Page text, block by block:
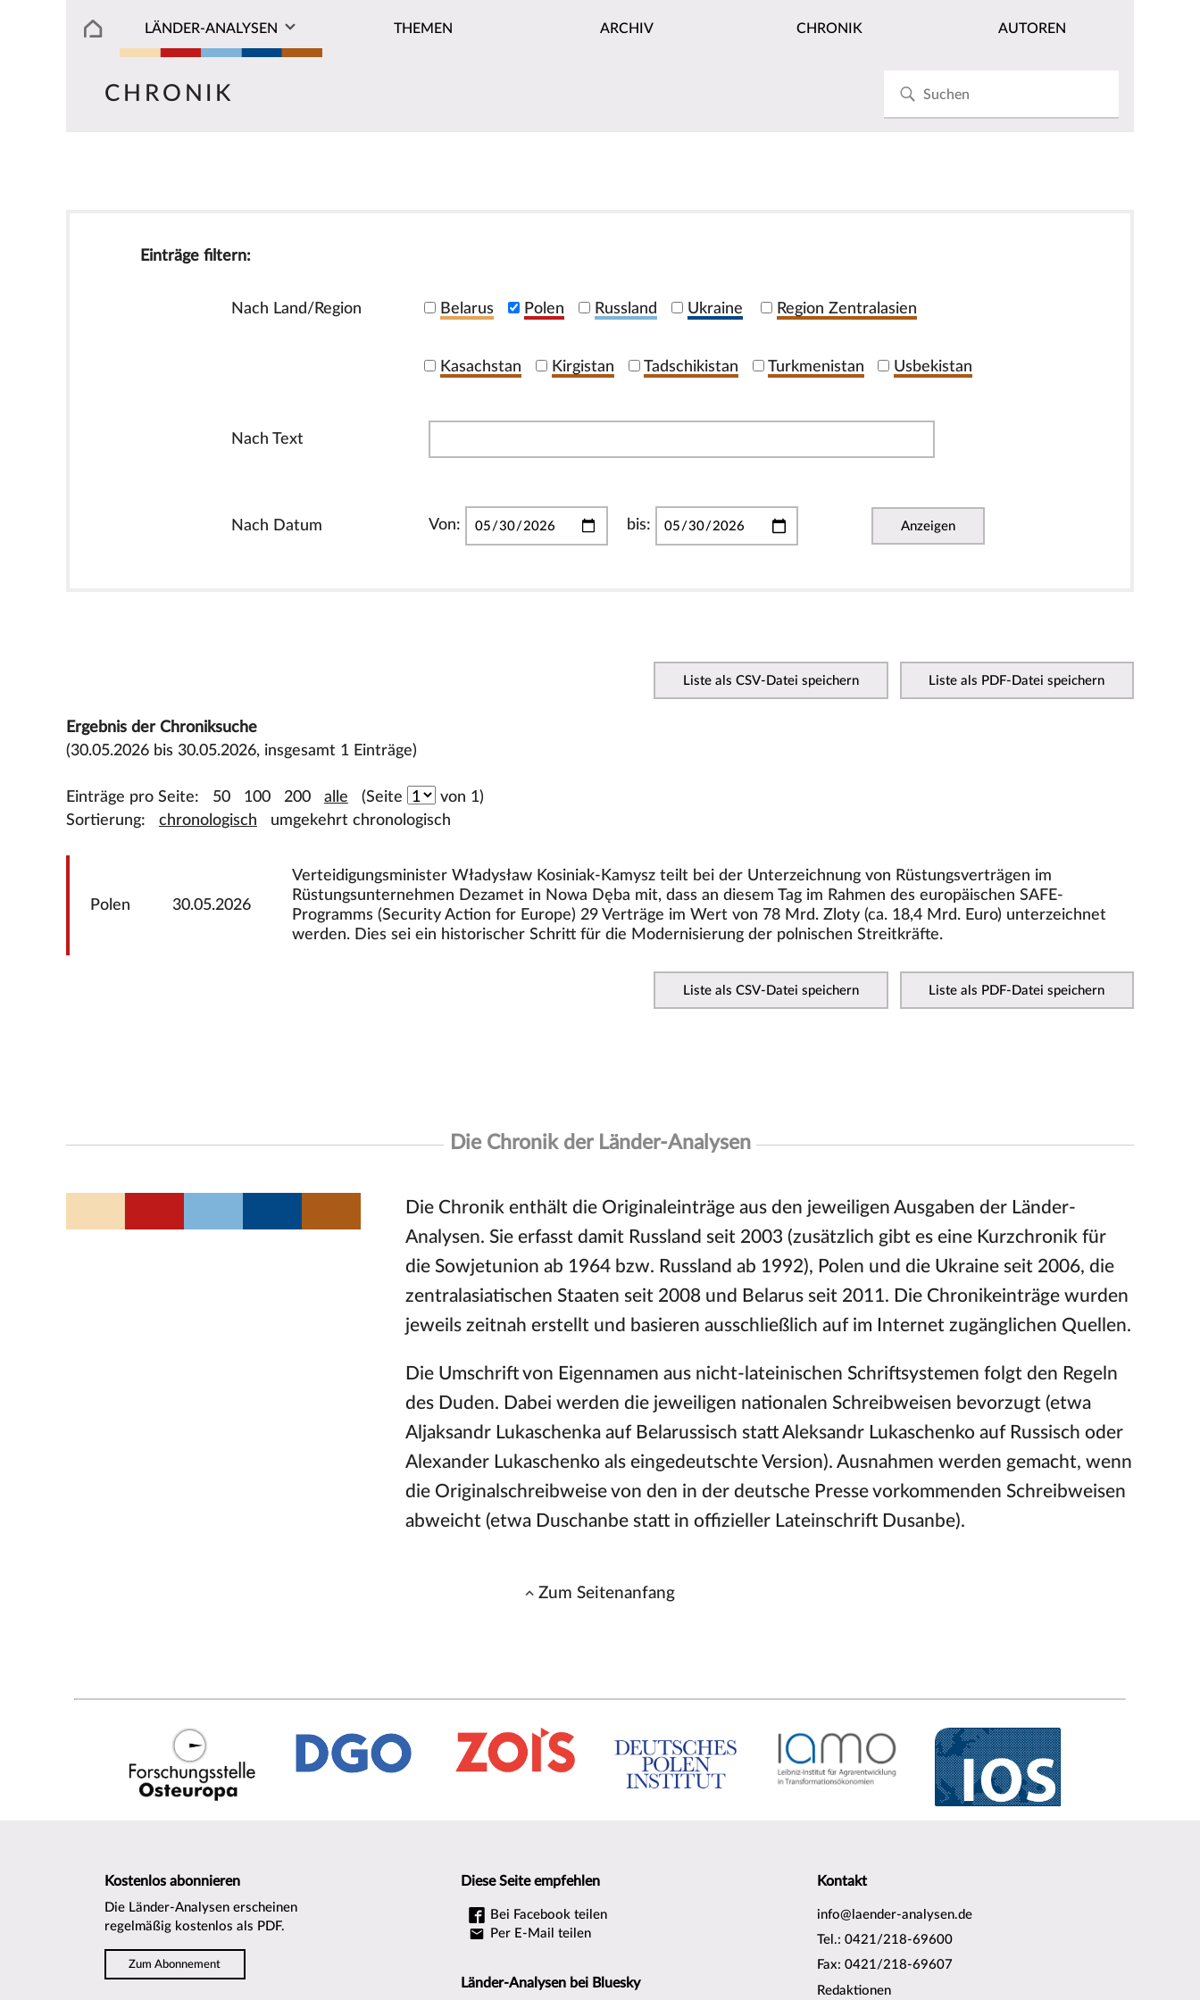
LÄNDER-ANALYSEN THEMEN ARCHIV CHRONIK AUTOREN
CHRONIK
Einträge filtern:
Nach Land/Region Belarus Polen Russland Ukraine Region Zentralasien
Kasachstan Kirgistan Tadschikistan Turkmenistan Usbekistan
Nach Text
Nach Datum Von: bis: Anzeigen
Liste als CSV-Datei speichern Liste als PDF-Datei speichern
Ergebnis der Chroniksuche
(30.05.2026 bis 30.05.2026, insgesamt 1 Einträge)
Einträge pro Seite: 50 100 200 alle (Seite
von 1)
Sortierung: chronologisch umgekehrt chronologisch
Polen 30.05.2026
Verteidigungsminister Władysław Kosiniak-Kamysz teilt bei der Unterzeichnung von Rüstungsverträgen im
Rüstungsunternehmen Dezamet in Nowa Dęba mit, dass an diesem Tag im Rahmen des europäischen SAFE-
Programms (Security Action for Europe) 29 Verträge im Wert von 78 Mrd. Zloty (ca. 18,4 Mrd. Euro) unterzeichnet
werden. Dies sei ein historischer Schritt für die Modernisierung der polnischen Streitkräfte.
Liste als CSV-Datei speichern Liste als PDF-Datei speichern
Die Chronik der Länder-Analysen
Die Chronik enthält die Originaleinträge aus den jeweiligen Ausgaben der Länder-
Analysen. Sie erfasst damit Russland seit 2003 (zusätzlich gibt es eine Kurzchronik für
die Sowjetunion ab 1964 bzw. Russland ab 1992), Polen und die Ukraine seit 2006, die
zentralasiatischen Staaten seit 2008 und Belarus seit 2011. Die Chronikeinträge wurden
jeweils zeitnah erstellt und basieren ausschließlich auf im Internet zugänglichen Quellen.
Die Umschrift von Eigennamen aus nicht-lateinischen Schriftsystemen folgt den Regeln
des Duden. Dabei werden die jeweiligen nationalen Schreibweisen bevorzugt (etwa
Aljaksandr Lukaschenka auf Belarussisch statt Aleksandr Lukaschenko auf Russisch oder
Alexander Lukaschenko als eingedeutschte Version). Ausnahmen werden gemacht, wenn
die Originalschreibweise von den in der deutsche Presse vorkommenden Schreibweisen
abweicht (etwa Duschanbe statt in offizieller Lateinschrift Dusanbe).
Zum Seitenanfang
Kostenlos abonnieren
Die Länder-Analysen erscheinen
regelmäßig kostenlos als PDF.
Zum Abonnement
Diese Seite empfehlen
Bei Facebook teilen
Per E-Mail teilen
Länder-Analysen bei Bluesky
Kontakt
info@laender-analysen.de
Tel.: 0421/218-69600
Fax: 0421/218-69607
Redaktionen